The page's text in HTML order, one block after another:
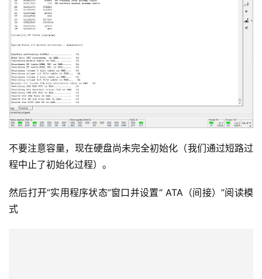
不要注意容量，现在硬盘尚未完全初始化（我们通过短路过
程中止了初始化过程）。
然后打开“实用程序状态”窗口并设置“ ATA（间接）”阅读模
式